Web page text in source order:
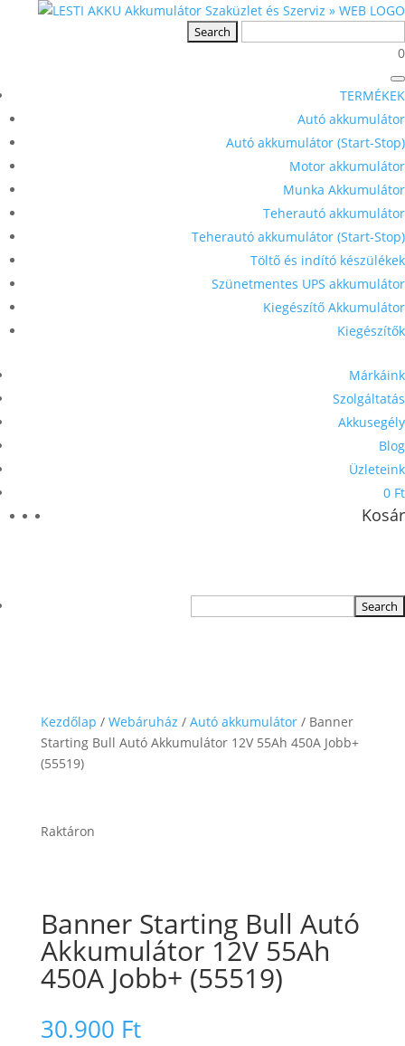
0
TERMÉKEK
Autó akkumulátor
Autó akkumulátor (Start-Stop)
Motor akkumulátor
Munka Akkumulátor
Teherautó akkumulátor
Teherautó akkumulátor (Start-Stop)
Töltő és indító készülékek
Szünetmentes UPS akkumulátor
Kiegészítő Akkumulátor
Kiegészítők
Márkáink
Szolgáltatás
Akkusegély
Blog
Üzleteink
0 Ft
Kosár
Kezdőlap / Webáruház / Autó akkumulátor/ Banner
Starting Bull Autó Akkumulátor 12V 55Ah 450A Jobb+
(55519)
Raktáron
Banner Starting Bull Autó
Akkumulátor 12V 55Ah
450A Jobb+ (55519)
30.900 Ft